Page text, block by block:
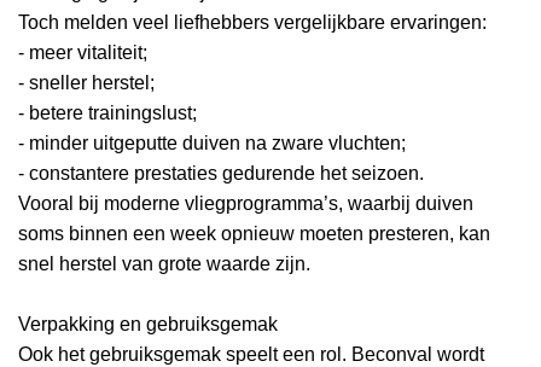
Toch melden veel liefhebbers vergelijkbare ervaringen:
- meer vitaliteit;
- sneller herstel;
- betere trainingslust;
- minder uitgeputte duiven na zware vluchten;
- constantere prestaties gedurende het seizoen.
Vooral bij moderne vliegprogramma’s, waarbij duiven
soms binnen een week opnieuw moeten presteren, kan
snel herstel van grote waarde zijn.
Verpakking en gebruiksgemak
Ook het gebruiksgemak speelt een rol. Beconval wordt